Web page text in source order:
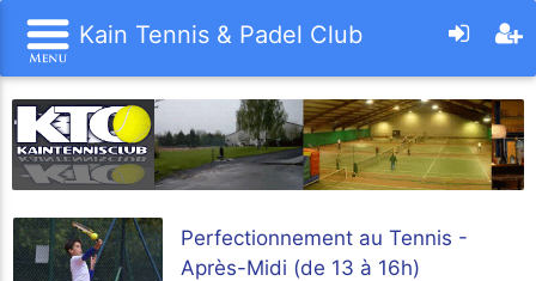
Kain Tennis & Padel Club
Perfectionnement au Tennis -
Après-Midi (de 13 à 16h)